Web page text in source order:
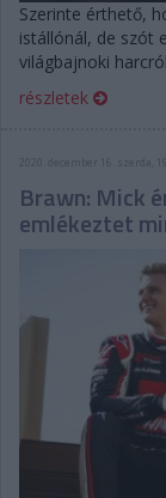
Szerinte érthető,
istállónál, de szót
világbajnoki
részletek
2020. december 16. szerda,
Brawn: Mick
emlékeztet